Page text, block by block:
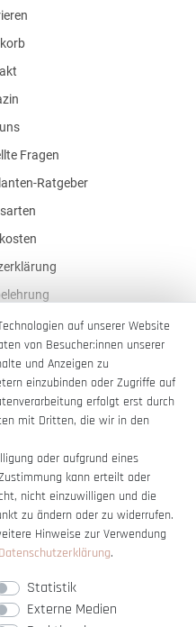
Fragen
Ratgeber
auf unserer Website
von Besucher:innen unserer
und Anzeigen zu
einzubinden oder Zugriffe auf
erfolgt erst durch
mit Dritten, die wir in den
oder aufgrund eines
kann erteilt oder
nicht einzuwilligen und die
zu ändern oder zu widerrufen.
Hinweise zur Verwendung
Daten­schutz­erklärung.
Statistik
Externe Medien